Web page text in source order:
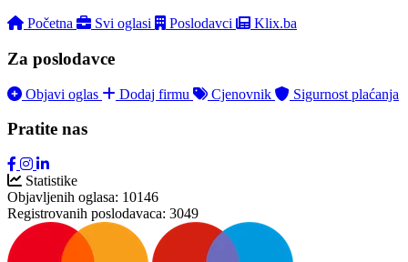
Početna Svi oglasi Poslodavci Klix.ba
Za poslodavce
Objavi oglas Dodaj firmu Cjenovnik Sigurnost plaćanja
Pratite nas
Statistike
Objavljenih oglasa: 10146
Registrovanih poslodavaca: 3049